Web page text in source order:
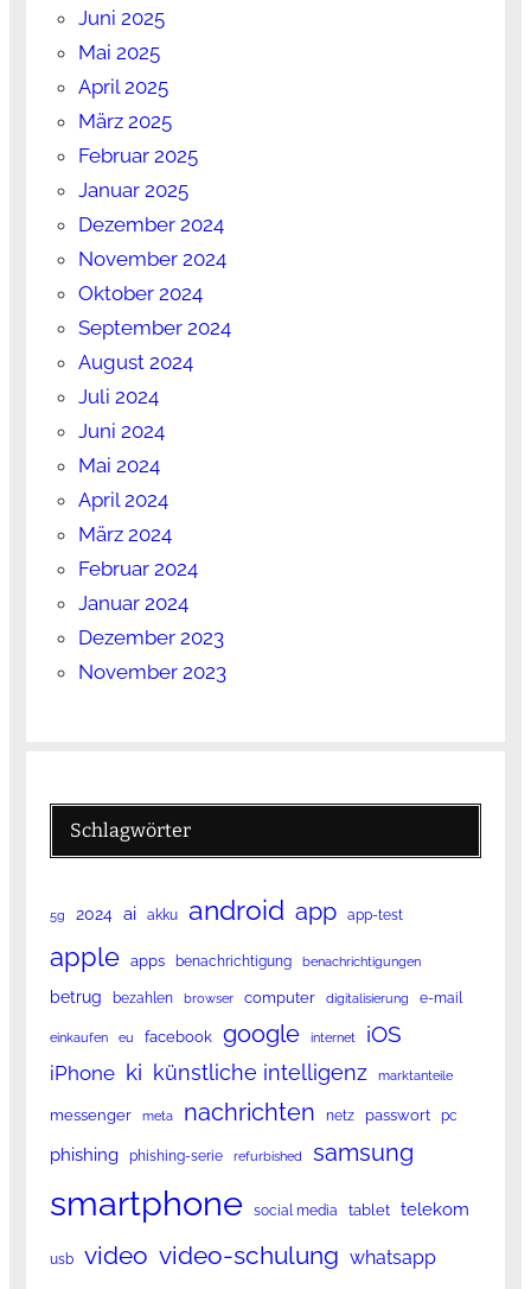
Juni 2025
Mai 2025
April 2025
März 2025
Februar 2025
Januar 2025
Dezember 2024
November 2024
Oktober 2024
September 2024
August 2024
Juli 2024
Juni 2024
Mai 2024
April 2024
März 2024
Februar 2024
Januar 2024
Dezember 2023
November 2023
Schlagwörter
5g 2024 ai akku android app app-test
apple apps benachrichtigung benachrichtigungen
betrug bezahlen browser computer digitalisierung e-mail
einkaufen eu facebook google internet iOS
iPhone ki künstliche intelligenz marktanteile
messenger meta nachrichten netz passwort pc
phishing phishing-serie refurbished samsung
smartphone social media tablet telekom
usb video video-schulung whatsapp